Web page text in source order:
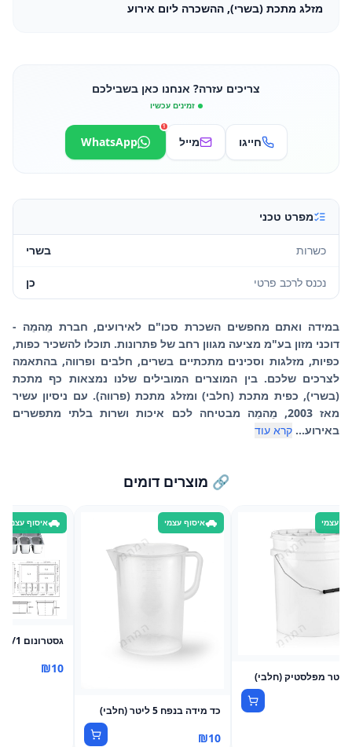
מזלג מתכת (בשרי), ההשכרה ליום אירוע
צריכים עזרה? אנחנו כאן בשבילכם
זמינים עכשיו
חייגו מייל WhatsApp
1
מפרט טכני
כשרות בשרי
נכנס לרכב פרטי כן
במידה ואתם מחפשים השכרת סכו"ם לאירועים, חברת מֵהמֵה -
דוכני מזון בע"מ מציעה מגוון רחב של פתרונות. תוכלו להשכיר כפות,
כפיות, מזלגות וסכינים מתכתיים בשרים, חלבים ופרווה, בהתאמה
לצרכים שלכם. בין המוצרים המובילים שלנו נמצאות כף מתכת
(בשרי), כפית מתכת (חלבי) ומזלג מתכת (פרווה). עם ניסיון עשיר
מאז 2003, מֵהמֵה מבטיחה לכם איכות ושרות בלתי מתפשרים
באירוע... קרא עוד
🔗 מוצרים דומים
עצמי איסוף עצמי
כד מידה בנפח 5 ליטר (חלבי)
₪10
איסוף עצמי
גסטרונום 9/1, עומק 20 ס"מ
₪10